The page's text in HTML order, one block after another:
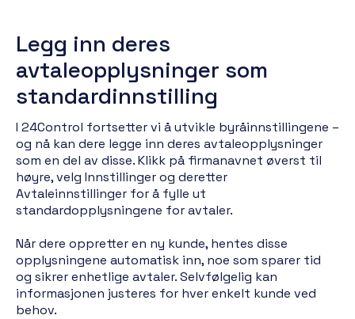
Legg inn deres
avtaleopplysninger som
standardinnstilling
I 24Control fortsetter vi å utvikle byråinnstillingene –
og nå kan dere legge inn deres avtaleopplysninger
som en del av disse. Klikk på firmanavnet øverst til
høyre, velg Innstillinger og deretter
Avtaleinnstillinger for å fylle ut
standardopplysningene for avtaler.
Når dere oppretter en ny kunde, hentes disse
opplysningene automatisk inn, noe som sparer tid
og sikrer enhetlige avtaler. Selvfølgelig kan
informasjonen justeres for hver enkelt kunde ved
behov.